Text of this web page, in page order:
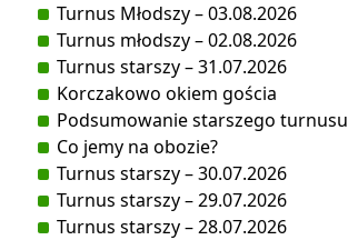
Turnus Młodszy – 03.08.2026
Turnus młodszy – 02.08.2026
Turnus starszy – 31.07.2026
Korczakowo okiem gościa
Podsumowanie starszego turnusu
Co jemy na obozie?
Turnus starszy – 30.07.2026
Turnus starszy – 29.07.2026
Turnus starszy – 28.07.2026